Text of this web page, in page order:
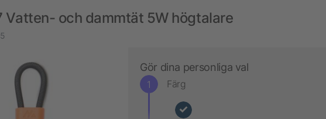
Vatten- och dammtät 5W högtalare
Gör dina personliga val
Färg